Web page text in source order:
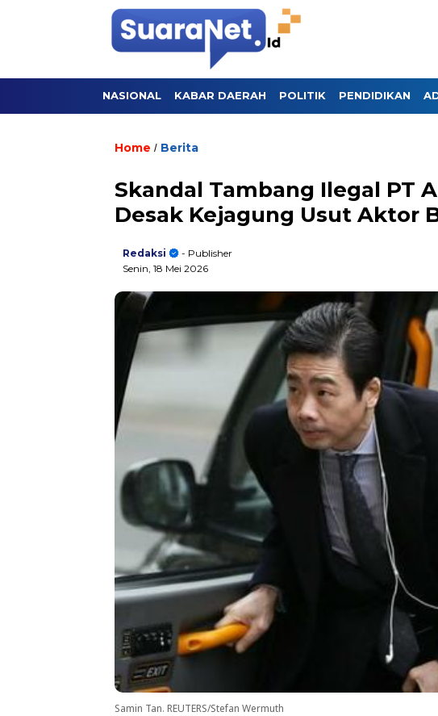
NASIONAL KABAR DAERAH POLITIK PENDIDIKAN
Home / Berita
Skandal Tambang Ilegal PT
Desak Kejagung Usut Aktor
Redaksi
- Publisher
Senin, 18 Mei 2026
Samin Tan. REUTERS/Stefan Wermuth